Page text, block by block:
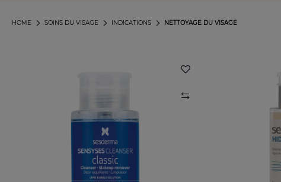
NETTOYAGE DU VISAGE
INDICATIONS
SOINS DU VISAGE
HOME